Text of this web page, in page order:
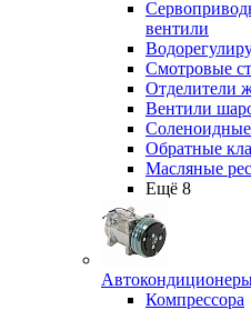
вентили
Смотровые
Отделители
Вентили
Обратные
Масляные
Ещё 8
Компрессора